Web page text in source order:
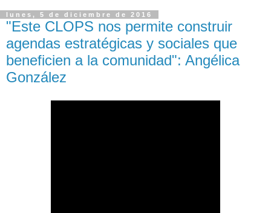
lunes, 5 de diciembre de 2016
"Este CLOPS nos permite construir
agendas estratégicas y sociales que
beneficien a la comunidad": Angélica
González